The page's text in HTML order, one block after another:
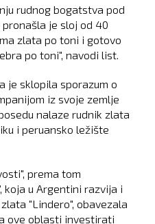
rudnog bogatstva pod
je sloj od 40
zlata po toni i gotovo
po toni", navodi list.
je sklopila sporazum o
iz svoje zemlje
nalaze rudnik zlata
i peruansko ležište
prema tom
koja u Argentini razvija i
"Lindero", obavezala
ove oblasti investirati